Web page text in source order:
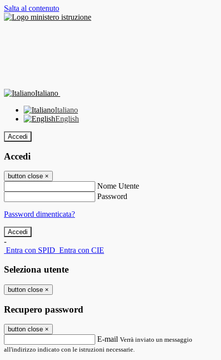
Salta al contenuto
Italiano
Italiano
English
Accedi
Accedi
button close ×
Nome Utente
Password
Password dimenticata?
-
Entra con SPID Entra con CIE
Seleziona utente
button close ×
Recupero password
button close ×
E-mail Verrà inviato un messaggio
all'indirizzo indicato con le istruzioni necessarie.